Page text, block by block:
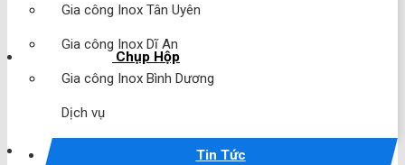
Gia công Inox Tân Uyên
Gia công Inox Dĩ An
Gia công Inox Bình Dương
Dịch vụ
Tin Tức
Chụp Hộp